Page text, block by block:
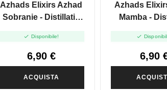
Azhads Elixirs Azhad
Sobranie - Distillati -
 Disponibile!
6,90 €
ACQUISTA
Azhads
Mamba -

6,90